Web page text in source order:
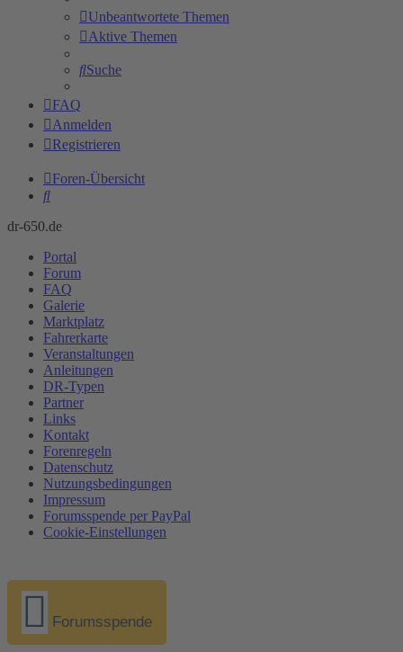
Unbeantwortete Themen
Aktive Themen
Suche
FAQ
Anmelden
Registrieren
Foren-Übersicht
Suche
dr-650.de
Portal
Forum
FAQ
Galerie
Marktplatz
Fahrerkarte
Veranstaltungen
Anleitungen
DR-Typen
Partner
Links
Kontakt
Forenregeln
Datenschutz
Nutzungsbedingungen
Impressum
Forumsspende per PayPal
Cookie-Einstellungen
Forumsspende